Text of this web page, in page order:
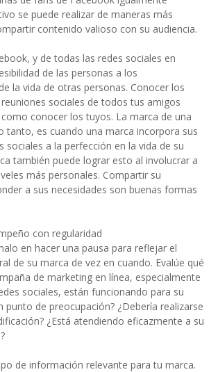
se puede realizar de maneras más
contenido valioso con su audiencia.
y de todas las redes sociales en
de las personas a los
la vida de otras personas. Conocer los
sociales de todos tus amigos
conocer los tuyos. La marca de una
tanto, es cuando una marca incorpora sus
sociales a la perfección en la vida de su
también puede lograr esto al involucrar a
más personales. Compartir su
a sus necesidades son buenas formas
con regularidad
en hacer una pausa para reflejar el
de su marca de vez en cuando. Evalúe qué
de marketing en línea, especialmente
sociales, están funcionando para su
punto de preocupación? ¿Debería realizarse
¿Está atendiendo eficazmente a su
de información relevante para tu marca.